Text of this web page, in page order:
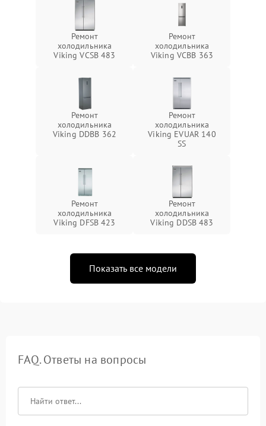
Ремонт
холодильника
Viking VCSB 483
Ремонт
холодильника
Viking VCBB 363
Ремонт
холодильника
Viking DDBB 362
Ремонт
холодильника
Viking EVUAR 140
SS
Ремонт
холодильника
Viking DFSB 423
Ремонт
холодильника
Viking DDSB 483
Показать все модели
FAQ. Ответы на вопросы